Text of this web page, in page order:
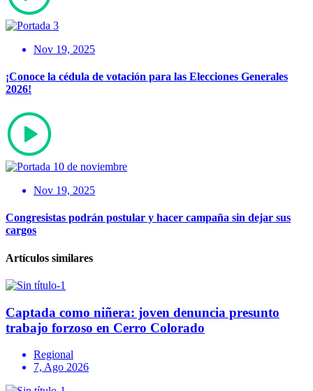
Nov 19, 2025
¡Conoce la cédula de votación para las Elecciones Generales
2026!
Nov 19, 2025
Congresistas podrán postular y hacer campaña sin dejar sus
cargos
Artículos similares
Captada como niñera: joven denuncia presunto
trabajo forzoso en Cerro Colorado
Regional
7, Ago 2026